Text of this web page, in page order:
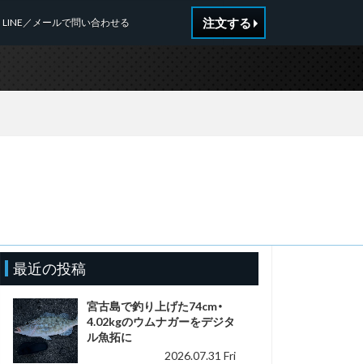
LINE／メールで問い合わせる 注文する
最近の投稿
宮古島で釣り上げた74cm・
4.02kgのウムナガーをデジタ
ル魚拓に
2026.07.31 Fri